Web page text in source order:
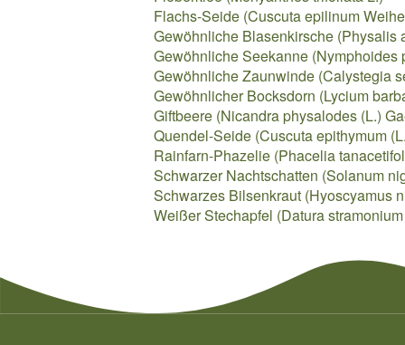
Flachs-Seide (Cuscuta epilinum
Gewöhnliche Blasenkirsche (Physalis
Gewöhnliche Seekanne (Nymphoides
Gewöhnliche Zaunwinde (Calystegia
Gewöhnlicher Bocksdorn (Lycium
Giftbeere (Nicandra physalodes (L.)
Quendel-Seide (Cuscuta epithymum
Rainfarn-Phazelie (Phacelia
Schwarzer Nachtschatten (Solanum
Schwarzes Bilsenkraut (Hyoscyamus
Weißer Stechapfel (Datura